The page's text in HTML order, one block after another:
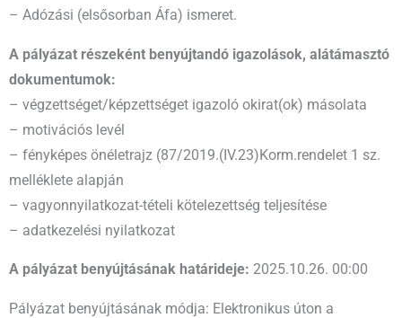
– Adózási (elsősorban Áfa) ismeret.
A pályázat részeként benyújtandó igazolások, alátámasztó
dokumentumok:
– végzettséget/képzettséget igazoló okirat(ok) másolata
– motivációs levél
– fényképes önéletrajz (87/2019.(IV.23)Korm.rendelet 1 sz.
melléklete alapján
– vagyonnyilatkozat-tételi kötelezettség teljesítése
– adatkezelési nyilatkozat
A pályázat benyújtásának határideje: 2025.10.26. 00:00
Pályázat benyújtásának módja: Elektronikus úton a